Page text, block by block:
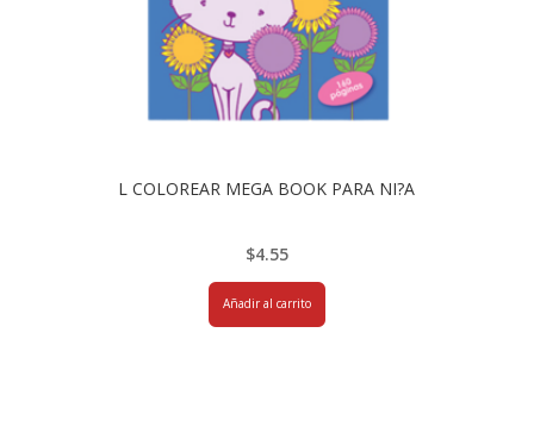
L COLOREAR MEGA BOOK PARA NI?A
$4.55
Añadir al carrito